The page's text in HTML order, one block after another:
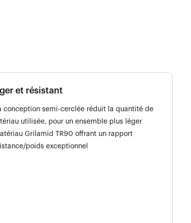
et résistant
conception semi-cerclée réduit la quantité de
utilisée, pour un ensemble plus léger
Grilamid TR90 offrant un rapport
poids exceptionnel